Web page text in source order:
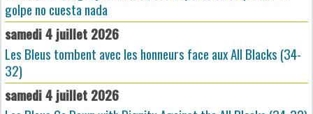
golpe no cuesta nada
samedi 4 juillet 2026
Les Bleus tombent avec les honneurs face aux All Blacks (34-
32)
samedi 4 juillet 2026